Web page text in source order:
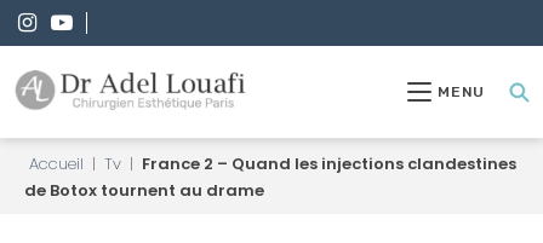
MENU
Accueil | Tv | France 2 – Quand les injections clandestines
de Botox tournent au drame